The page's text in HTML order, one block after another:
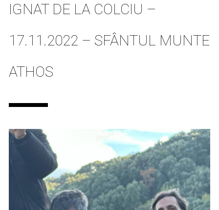
IGNAT DE LA COLCIU –
17.11.2022 – SFÂNTUL MUNTE
ATHOS